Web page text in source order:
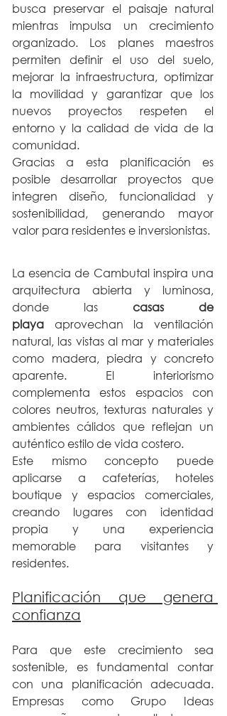
busca preservar el paisaje natural
mientras impulsa un crecimiento
organizado. Los planes maestros
permiten definir el uso del suelo,
mejorar la infraestructura, optimizar
la movilidad y garantizar que los
nuevos proyectos respeten el
entorno y la calidad de vida de la
comunidad.
Gracias a esta planificación es
posible desarrollar proyectos que
integren diseño, funcionalidad y
sostenibilidad, generando mayor
valor para residentes e inversionistas.
La esencia de Cambutal inspira una
arquitectura abierta y luminosa,
donde las casas de
playa aprovechan la ventilación
natural, las vistas al mar y materiales
como madera, piedra y concreto
aparente. El interiorismo
complementa estos espacios con
colores neutros, texturas naturales y
ambientes cálidos que reflejan un
auténtico estilo de vida costero.
Este mismo concepto puede
aplicarse a cafeterías, hoteles
boutique y espacios comerciales,
creando lugares con identidad
propia y una experiencia
memorable para visitantes y
residentes.
Planificación que genera
confianza
Para que este crecimiento sea
sostenible, es fundamental contar
con una planificación adecuada.
Empresas como Grupo Ideas